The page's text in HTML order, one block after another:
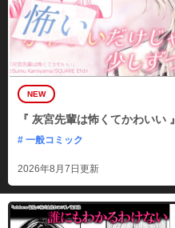
NEW
『 灰宮先輩は怖くてかわいい 』
# 一般コミック
2026年8月7日更新